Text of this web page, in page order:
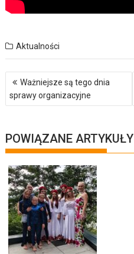
Aktualności
Nawigacja
wpisu
Ważniejsze są tego dnia
sprawy organizacyjne
POWIĄZANE ARTYKUŁY